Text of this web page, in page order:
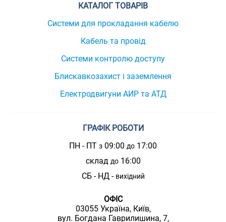
КАТАЛОГ ТОВАРІВ
Системи для прокладання кабелю
Кабель та провід
Системи контролю доступу
Блискавкозахист і заземлення
Електродвигуни АИР та АТД
ГРАФІК РОБОТИ
ПН - ПТ з 09:00 до 17:00
склад до16:00
СБ - НД - вихідний
ОФІС
03055 Україна, Київ,
вул. Богдана Гаврилишина, 7,